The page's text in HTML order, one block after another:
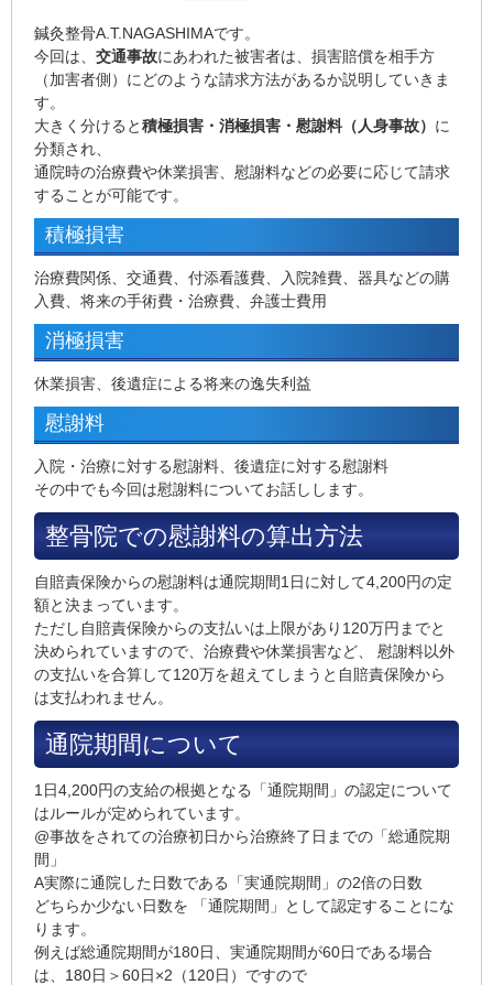
鍼灸整骨A.T.NAGASHIMAです。
今回は、 交通事故にあわれた被害者は、損害賠償を相手方
（加害者側）にどのような請求方法があるか説明していきま
す。
大きく分けると積極損害 ・ 消極損害 ・ 慰謝料 （人身事故） に
分類され、
通院時の治療費や休業損害、慰謝料などの必要に応じて請求
することが可能です。
積極損害
治療費関係、交通費、付添看護費、入院雑費、器具などの購
入費、将来の手術費・治療費、弁護士費用
消極損害
休業損害、後遺症による将来の逸失利益
慰謝料
入院・治療に対する慰謝料、後遺症に対する慰謝料
その中でも今回は慰謝料についてお話しします。
整骨院での慰謝料の算出方法
自賠責保険からの慰謝料は通院期間1日に対して4,200円の定
額と決まっています。
ただし自賠責保険からの支払いは上限があり 120万円 までと
決められていますので、治療費や休業損害など、 慰謝料以外
の支払いを合算して120万を超えてしまうと自賠責保険から
は支払われません。
通院期間について
1日4,200円の支給の根拠となる「通院期間」の認定について
はルールが定められています。
@事故をされての治療初日から治療終了日までの 「総通院期
間」
A実際に通院した日数である
「実通院期間」の2倍の日数
どちらか少ない日数を 「通院期間」として認定することにな
ります。
例えば総通院期間が180日、実通院期間が60日である場合
は、180日＞60日×2（120日）ですので